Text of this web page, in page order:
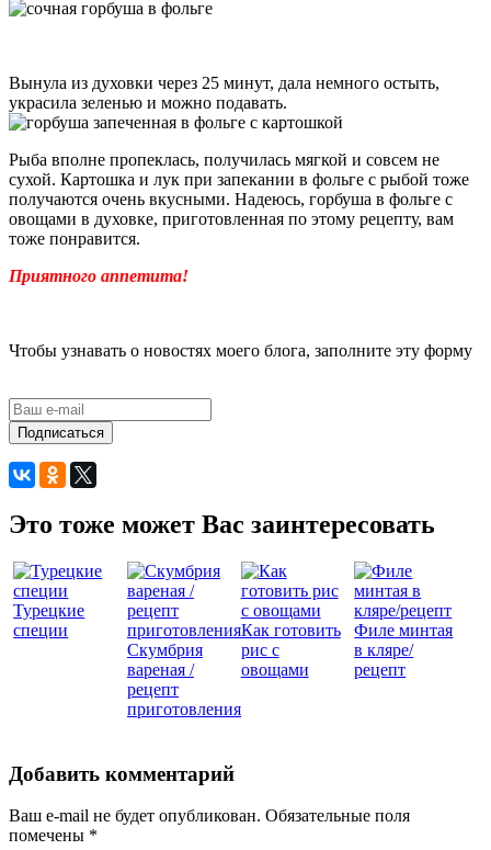
Вынула из духовки через 25 минут, дала немного остыть,
украсила зеленью и можно подавать.
Рыба вполне пропеклась, получилась мягкой и совсем не
сухой. Картошка и лук при запекании в фольге с рыбой тоже
получаются очень вкусными. Надеюсь, горбуша в фольге с
овощами в духовке, приготовленная по этому рецепту, вам
тоже понравится.
Приятного аппетита!
Чтобы узнавать о новостях моего блога, заполните эту форму
Подписаться
Это тоже может Вас заинтересовать
Турецкие
специи
Скумбрия
вареная /
рецепт
приготовления
Как готовить
рис с
овощами
Филе минтая
в кляре/
рецепт
Добавить комментарий
Ваш e-mail не будет опубликован. Обязательные поля
помечены *